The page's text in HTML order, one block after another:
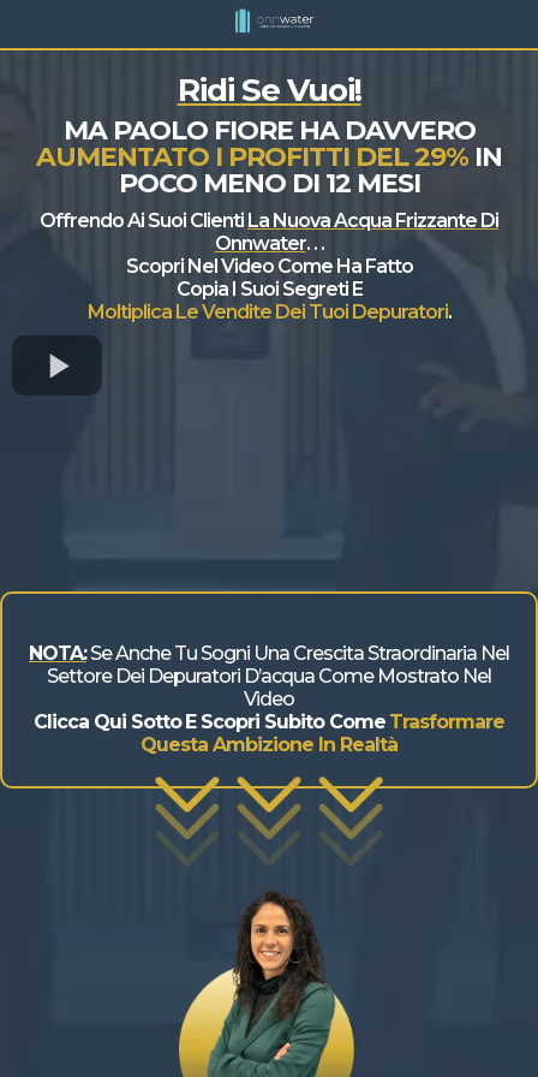
Ridi Se Vuoi!
MA PAOLO FIORE HA DAVVERO
AUMENTATO I PROFITTI DEL 29% IN
POCO MENO DI 12 MESI
Offrendo Ai Suoi Clienti La Nuova Acqua Frizzante Di
Onnwater. . .
Scopri Nel Video Come Ha Fatto
Copia I Suoi Segreti E
Moltiplica Le Vendite Dei Tuoi Depuratori.
NOTA:Se Anche Tu Sogni Una Crescita Straordinaria Nel
Settore Dei Depuratori D’acqua Come Mostrato Nel
Video
Clicca Qui Sotto E Scopri Subito Come Trasformare
Questa Ambizione In Realtà